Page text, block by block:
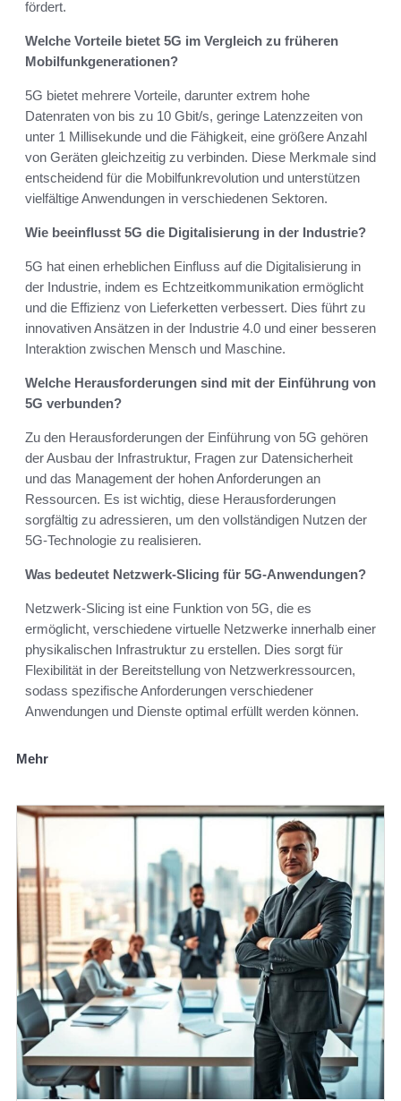
fördert.
Welche Vorteile bietet 5G im Vergleich zu früheren
Mobilfunkgenerationen?
5G bietet mehrere Vorteile, darunter extrem hohe
Datenraten von bis zu 10 Gbit/s, geringe Latenzzeiten von
unter 1 Millisekunde und die Fähigkeit, eine größere Anzahl
von Geräten gleichzeitig zu verbinden. Diese Merkmale sind
entscheidend für die Mobilfunkrevolution und unterstützen
vielfältige Anwendungen in verschiedenen Sektoren.
Wie beeinflusst 5G die Digitalisierung in der Industrie?
5G hat einen erheblichen Einfluss auf die Digitalisierung in
der Industrie, indem es Echtzeitkommunikation ermöglicht
und die Effizienz von Lieferketten verbessert. Dies führt zu
innovativen Ansätzen in der Industrie 4.0 und einer besseren
Interaktion zwischen Mensch und Maschine.
Welche Herausforderungen sind mit der Einführung von
5G verbunden?
Zu den Herausforderungen der Einführung von 5G gehören
der Ausbau der Infrastruktur, Fragen zur Datensicherheit
und das Management der hohen Anforderungen an
Ressourcen. Es ist wichtig, diese Herausforderungen
sorgfältig zu adressieren, um den vollständigen Nutzen der
5G-Technologie zu realisieren.
Was bedeutet Netzwerk-Slicing für 5G-Anwendungen?
Netzwerk-Slicing ist eine Funktion von 5G, die es
ermöglicht, verschiedene virtuelle Netzwerke innerhalb einer
physikalischen Infrastruktur zu erstellen. Dies sorgt für
Flexibilität in der Bereitstellung von Netzwerkressourcen,
sodass spezifische Anforderungen verschiedener
Anwendungen und Dienste optimal erfüllt werden können.
Mehr